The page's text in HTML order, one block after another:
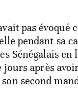
pas évoqué
pendant sa
Sénégalais en
après
second